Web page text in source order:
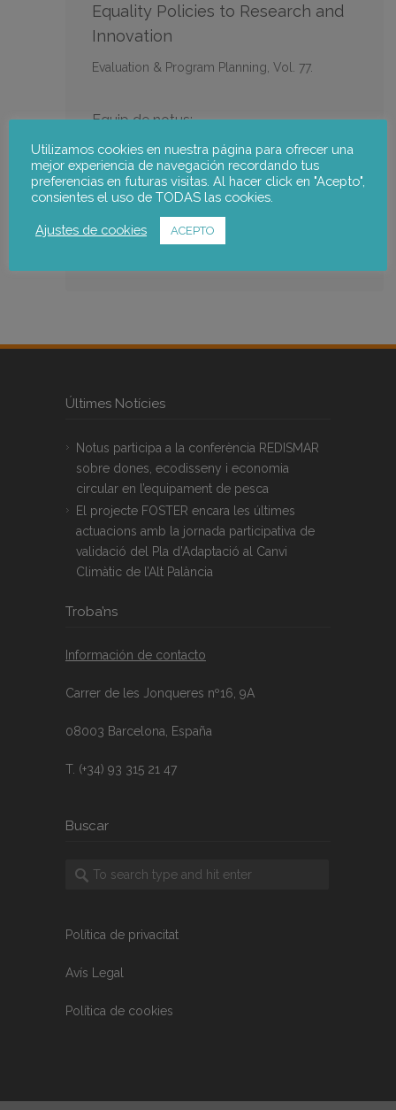
Equality Policies to Research and
Innovation
Evaluation & Program Planning, Vol. 77.
Equip de notus:
Rachel Palmén
Últimes Notícies
Notus participa a la conferència REDISMAR
sobre dones, ecodisseny i economia
circular en l’equipament de pesca
El projecte FOSTER encara les últimes
actuacions amb la jornada participativa de
validació del Pla d’Adaptació al Canvi
Climàtic de l’Alt Palància
Troba’ns
Información de contacto
Carrer de les Jonqueres nº16, 9A
08003 Barcelona, España
T. (+34) 93 315 21 47
Buscar
Política de privacitat
Avís Legal
Política de cookies
Utilizamos cookies en nuestra página para ofrecer una
mejor experiencia de navegación recordando tus
preferencias en futuras visitas. Al hacer click en "Acepto",
consientes el uso de TODAS las cookies.
Ajustes de cookies ACEPTO